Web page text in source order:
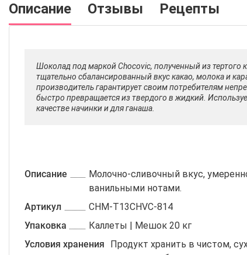
Описание Отзывы Рецепты
Шоколад под маркой Chocovic, полученный из
тщательно сбалансированный вкус какао, молока и
производитель гарантирует своим потребителям
быстро превращается из твердого в жидкий.
качестве начинки и для ганаша.
Описание
Молочно-сливочный вкус,
ванильными нотами.
Артикул
CHM-T13CHVC-814
Упаковка
Каллеты | Мешок 20 кг
Условия хранения
Продукт хранить в чистом,